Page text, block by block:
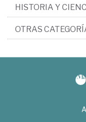
HISTORIA Y
OTRAS